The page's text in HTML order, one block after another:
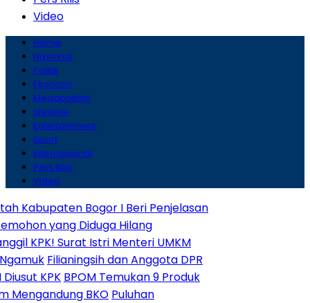
Video
Home
Nasional
Politik
Ekonomi
Megapolitan
Lifestyle
Entertainment
Sport
Internasional
Pers Rilis
Video
Bogor I Beri Penjelasan
Diduga Hilang
Surat Istri Menteri UMKM
Filianingsih dan Anggota DPR
BPOM Temukan 9 Produk
BKOPuluhan